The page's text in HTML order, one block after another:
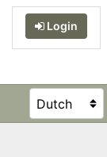
Login